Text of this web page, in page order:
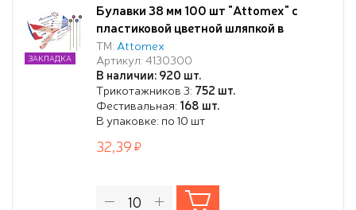
Булавки 38 мм 100 шт "Attomex" с
пластиковой цветной шляпкой в
картонной коробке
ТМ: Attomex
Артикул: 4130300
В наличии: 920 шт.
Трикотажников 3: 752 шт.
Фестивальная: 168 шт.
В упаковке: по 10 шт
ЗАКЛАДКА
32,39